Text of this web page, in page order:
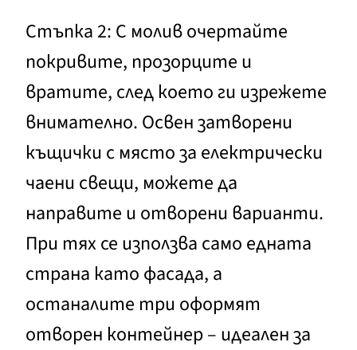
Стъпка 2: С молив очертайте
покривите, прозорците и
вратите, след което ги изрежете
внимателно. Освен затворени
къщички с място за електрически
чаени свещи, можете да
направите и отворени варианти.
При тях се използва само едната
страна като фасада, а
останалите три оформят
отворен контейнер – идеален за